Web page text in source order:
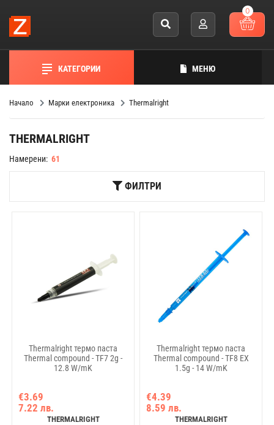
0
КАТЕГОРИИ МЕНЮ
Начало Марки електроника Thermalright
THERMALRIGHT
Намерени: 61
ФИЛТРИ
Thermalright термо паста
Thermal compound - TF7 2g -
12.8 W/mK
€3.69
7.22 лв.
THERMALRIGHT
Thermalright термо паста
Thermal compound - TF8 EX
1.5g - 14 W/mK
€4.39
8.59 лв.
THERMALRIGHT